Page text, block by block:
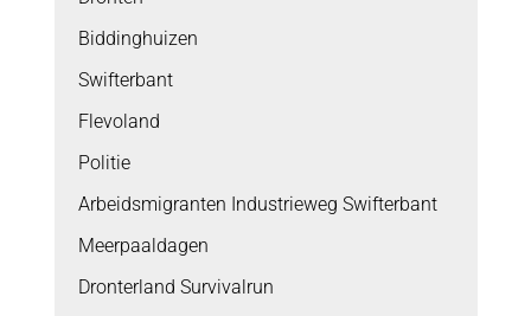
Biddinghuizen
Swifterbant
Flevoland
Politie
Arbeidsmigranten Industrieweg Swifterbant
Meerpaaldagen
Dronterland Survivalrun